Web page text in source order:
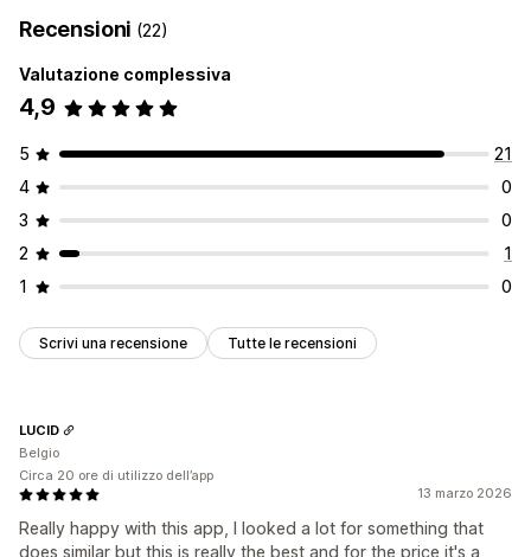
Recensioni (22)
Valutazione complessiva
4,9
5
21
4
0
3
0
2
1
1
0
Scrivi una recensione Tutte le recensioni
13 marzo 2026
Really happy with this app, I looked a lot for something that
does similar but this is really the best and for the price it's a
LUCID
Belgio
Circa 20 ore di utilizzo dell’app